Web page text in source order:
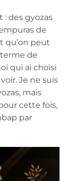
des gyozas
de
qu’on peut
de
qui ai choisi
Je ne suis
mais
cette fois,
par